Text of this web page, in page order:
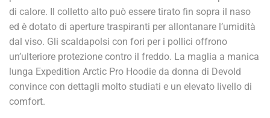
di calore. Il colletto alto può essere tirato fin sopra il naso
ed è dotato di aperture traspiranti per allontanare l’umidità
dal viso. Gli scaldapolsi con fori per i pollici offrono
un’ulteriore protezione contro il freddo. La maglia a manica
lunga Expedition Arctic Pro Hoodie da donna di Devold
convince con dettagli molto studiati e un elevato livello di
comfort.